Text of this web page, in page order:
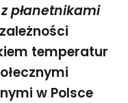
płanetnikami
temperatur
w Polsce